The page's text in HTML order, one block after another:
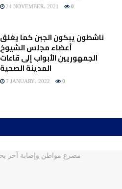
24 NOVEMBER، 2021 0
ناشطون يبكون الجبن كما يغلق
أعضاء مجلس الشيوخ
الجمهوريين الأبواب إلى قاعات
المدينة الصحية
7 JANUARY، 2022 0